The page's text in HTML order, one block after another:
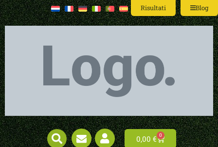
Risultati Blog
0,00 € 0